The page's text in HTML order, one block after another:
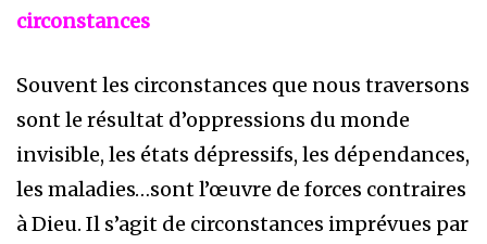
circonstances
Souvent les circonstances que nous traversons
sont le résultat d’oppressions du monde
invisible, les états dépressifs, les dépendances,
les maladies…sont l’œuvre de forces contraires
à Dieu. Il s’agit de circonstances imprévues par